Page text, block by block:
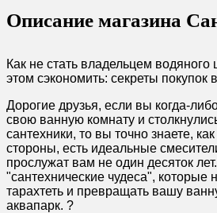
Описание магазина
Как не стать владельцем
этом сэкономить: секреты покупок в
Дорогие друзья, если вы когда-
свою ванную комнату и
сантехники, то вы точно знаете,
стороны, есть идеальные
прослужат вам не один десяток
"сантехнические чудеса", которые
тарахтеть и превращать вашу
аквапарк. ?